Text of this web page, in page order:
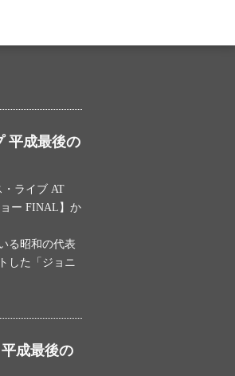
平成最後の
・ライブ AT
ー FINAL】か
る昭和の代表
した「ジョニ
成最後の